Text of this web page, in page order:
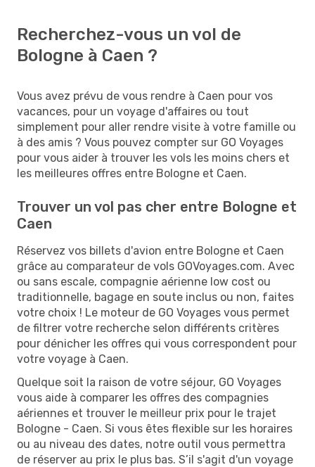
Recherchez-vous un vol de
Bologne à Caen ?
Vous avez prévu de vous rendre à Caen pour vos
vacances, pour un voyage d'affaires ou tout
simplement pour aller rendre visite à votre famille ou
à des amis ? Vous pouvez compter sur GO Voyages
pour vous aider à trouver les vols les moins chers et
les meilleures offres entre Bologne et Caen.
Trouver un vol pas cher entre Bologne et
Caen
Réservez vos billets d'avion entre Bologne et Caen
grâce au comparateur de vols GOVoyages.com. Avec
ou sans escale, compagnie aérienne low cost ou
traditionnelle, bagage en soute inclus ou non, faites
votre choix ! Le moteur de GO Voyages vous permet
de filtrer votre recherche selon différents critères
pour dénicher les offres qui vous correspondent pour
votre voyage à Caen.
Quelque soit la raison de votre séjour, GO Voyages
vous aide à comparer les offres des compagnies
aériennes et trouver le meilleur prix pour le trajet
Bologne - Caen. Si vous êtes flexible sur les horaires
ou au niveau des dates, notre outil vous permettra
de réserver au prix le plus bas. S’il s'agit d'un voyage